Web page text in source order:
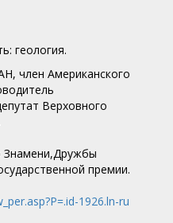
геология.
член Американского
Верховного
Знамени,Дружбы
премии.
1926.ln-ru